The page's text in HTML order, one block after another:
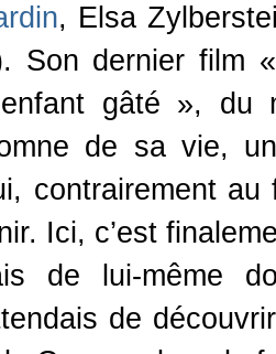
, Elsa
Son dernier film
gâté », du
de sa vie,
contrairement
Ici, c’est
de lui-même
de